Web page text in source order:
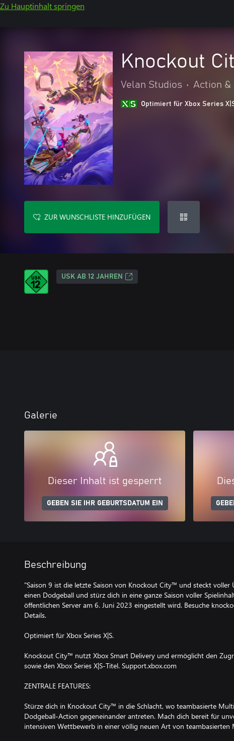
Zu Hauptinhalt springen
Knockout
Velan Studios • Action &
Optimiert für Xbox Series
ZUR WUNSCHLISTE HINZUFÜGEN
USK AB 12 JAHREN
Galerie
Dieser Inhalt ist gesperrt
GEBEN SIE IHR GEBURTSDATUM EIN
Beschreibung
"Saison 9 ist die letzte Saison von Knockout City™ und steckt voller
einen Dodgeball und stürz dich in eine ganze Saison voller
öffentlichen Server am 6. Juni 2023 eingestellt wird. Besuche
Details.
Optimiert für Xbox Series X|S.
Knockout City™ nutzt Xbox Smart Delivery und ermöglicht den
sowie den Xbox Series X|S-Titel. Support.xbox.com
ZENTRALE FEATURES:
Stürze dich in Knockout City™ in die Schlacht, wo teambasierte
Dodgeball-Action gegeneinander antreten. Mach dich bereit für
intensiven Wettbewerb in einer völlig neuen Art von teambasierten